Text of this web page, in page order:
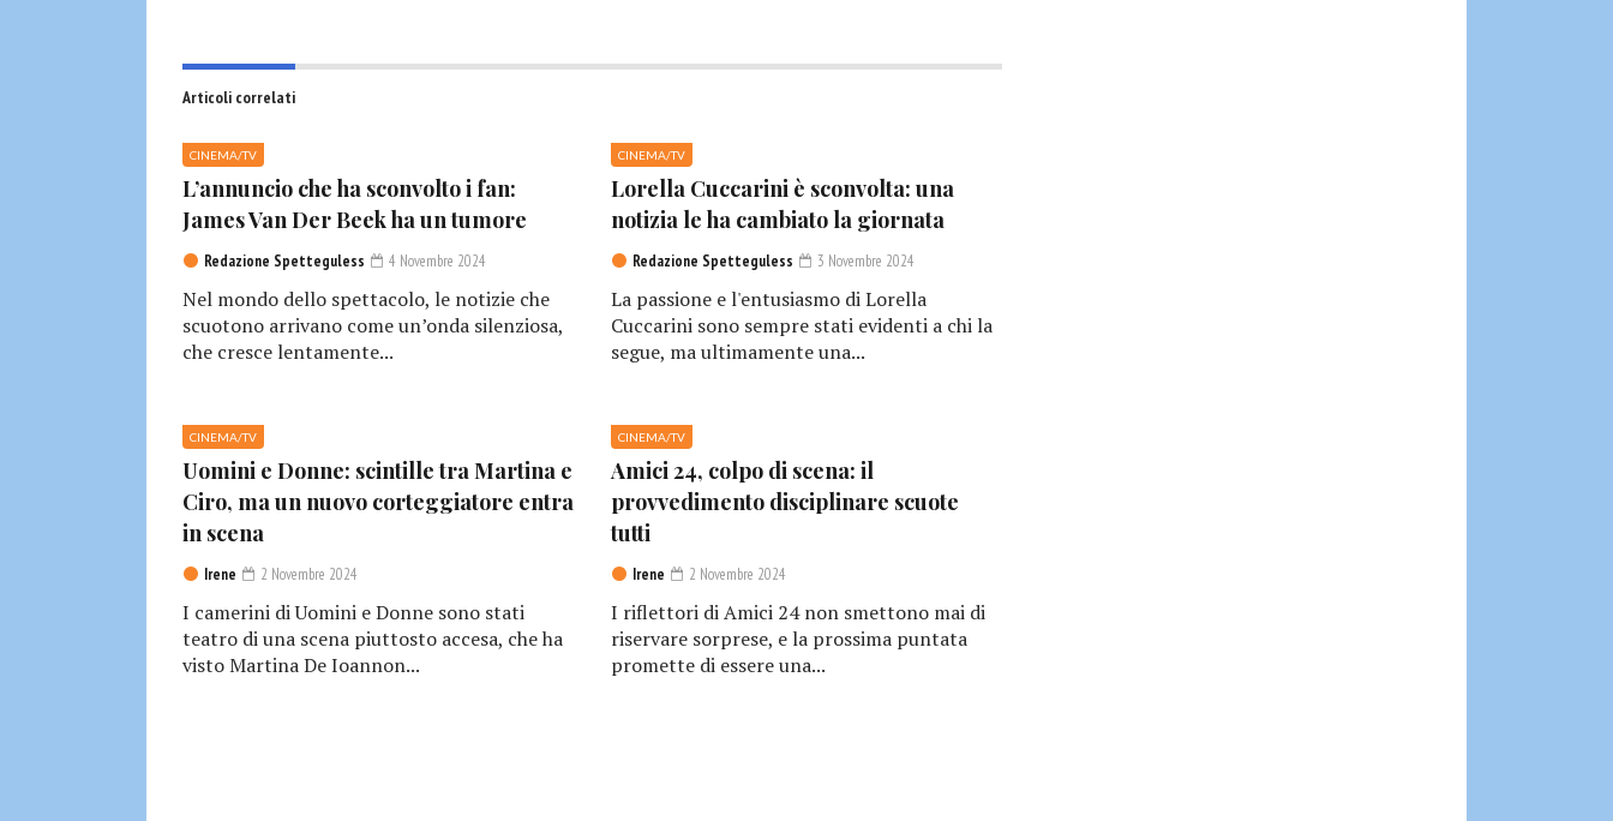
Articoli correlati
CINEMA/TV
L’annuncio che ha sconvolto i fan:
James Van Der Beek ha un tumore
Redazione Spetteguless 4 Novembre 2024
Nel mondo dello spettacolo, le notizie che
scuotono arrivano come un’onda silenziosa,
che cresce lentamente...
CINEMA/TV
Lorella Cuccarini è sconvolta: una
notizia le ha cambiato la giornata
Redazione Spetteguless 3 Novembre 2024
La passione e l'entusiasmo di Lorella
Cuccarini sono sempre stati evidenti a chi la
segue, ma ultimamente una...
CINEMA/TV
Uomini e Donne: scintille tra Martina e
Ciro, ma un nuovo corteggiatore entra
in scena
Irene 2 Novembre 2024
I camerini di Uomini e Donne sono stati
teatro di una scena piuttosto accesa, che ha
visto Martina De Ioannon...
CINEMA/TV
Amici 24, colpo di scena: il
provvedimento disciplinare scuote
tutti
Irene 2 Novembre 2024
I riflettori di Amici 24 non smettono mai di
riservare sorprese, e la prossima puntata
promette di essere una...